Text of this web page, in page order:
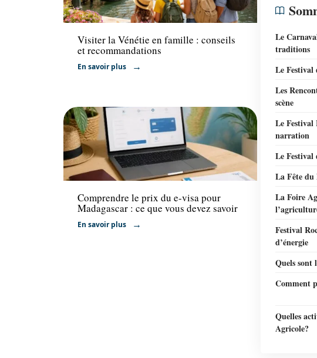
Voyage
Visiter la Vénétie en famille : conseils
et recommandations
En savoir plus
Administratif
Comprendre le prix du e-visa pour
Madagascar : ce que vous devez savoir
En savoir plus
Le
traditions
Le
Les
scène
Le
narration
Le Festival
La Fête
La Foire
Festival
d’énergie
Quels sont
Comment
Quelles
Agricole?